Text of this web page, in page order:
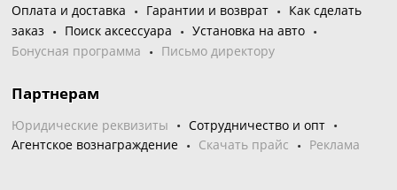
Оплата и доставка Гарантии и возврат
Как сделать
заказ
Поиск аксессуара
Установка на авто
Бонусная программа
Письмо директору
Партнерам
Юридические реквизиты
Сотрудничество и опт
Агентское вознаграждение
Скачать прайс Реклама